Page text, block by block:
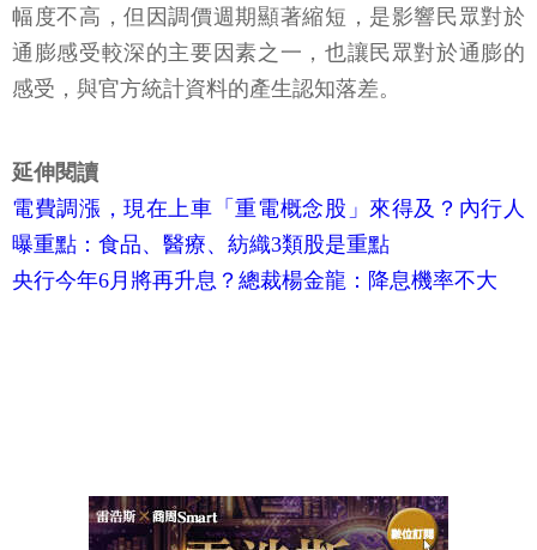
幅度不高，但因調價週期顯著縮短，是影響民眾對於
通膨感受較深的主要因素之一，也讓民眾對於通膨的
感受，與官方統計資料的產生認知落差。
延伸閱讀
電費調漲，現在上車「重電概念股」來得及？內行人
曝重點：食品、醫療、紡織3類股是重點
央行今年6月將再升息？總裁楊金龍：降息機率不大